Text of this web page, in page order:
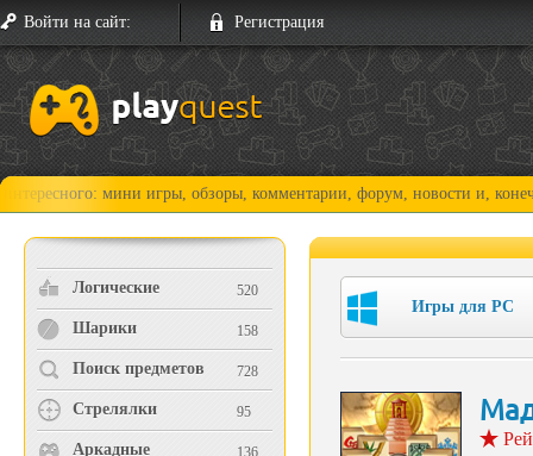
Войти на сайт: Регистрация
мини игры, обзоры, комментарии, форум, новости и, конечно,
Логические 520
Шарики 158
Поиск предметов 728
Стрелялки 95
Аркадные 136
Игры для PC